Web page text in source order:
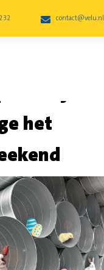
32 contact@velu.nl
tijden
het